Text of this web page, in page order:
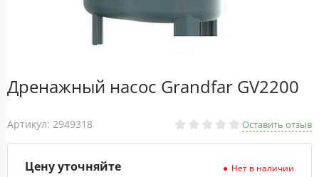
Дренажный насос Grandfar GV2200
Артикул: 2949318 Оставить отзыв
Цену уточняйте Нет в наличии